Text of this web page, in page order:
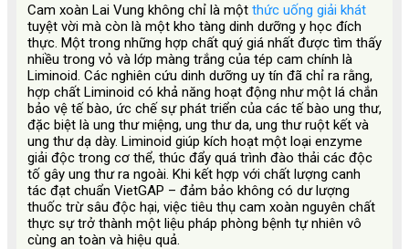
Cam xoàn Lai Vung không chỉ là một thức uống giải khát
tuyệt vời mà còn là một kho tàng dinh dưỡng y học đích
thực. Một trong những hợp chất quý giá nhất được tìm thấy
nhiều trong vỏ và lớp màng trắng của tép cam chính là
Liminoid. Các nghiên cứu dinh dưỡng uy tín đã chỉ ra rằng,
hợp chất Liminoid có khả năng hoạt động như một lá chắn
bảo vệ tế bào, ức chế sự phát triển của các tế bào ung thư,
đặc biệt là ung thư miệng, ung thư da, ung thư ruột kết và
ung thư dạ dày. Liminoid giúp kích hoạt một loại enzyme
giải độc trong cơ thể, thúc đẩy quá trình đào thải các độc
tố gây ung thư ra ngoài. Khi kết hợp với chất lượng canh
tác đạt chuẩn VietGAP – đảm bảo không có dư lượng
thuốc trừ sâu độc hại, việc tiêu thụ cam xoàn nguyên chất
thực sự trở thành một liệu pháp phòng bệnh tự nhiên vô
cùng an toàn và hiệu quả.